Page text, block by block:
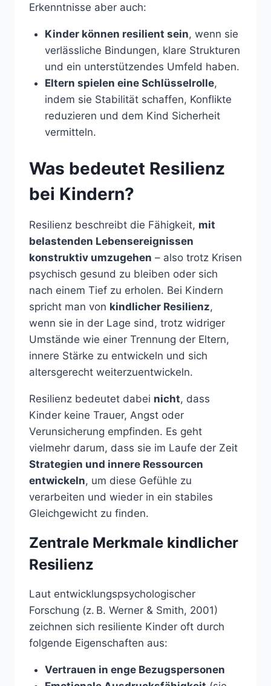
Erkenntnisse aber auch:
Kinder können resilient sein, wenn sie
verlässliche Bindungen, klare Strukturen
und ein unterstützendes Umfeld haben.
Eltern spielen eine Schlüsselrolle,
indem sie Stabilität schaffen, Konflikte
reduzieren und dem Kind Sicherheit
vermitteln.
Was bedeutet Resilienz
bei Kindern?
Resilienz beschreibt die Fähigkeit, mit
belastenden Lebensereignissen
konstruktiv umzugehen – also trotz Krisen
psychisch gesund zu bleiben oder sich
nach einem Tief zu erholen. Bei Kindern
spricht man von kindlicher Resilienz,
wenn sie in der Lage sind, trotz widriger
Umstände wie einer Trennung der Eltern,
innere Stärke zu entwickeln und sich
altersgerecht weiterzuentwickeln.
Resilienz bedeutet dabei nicht, dass
Kinder keine Trauer, Angst oder
Verunsicherung empfinden. Es geht
vielmehr darum, dass sie im Laufe der Zeit
Strategien und innere Ressourcen
entwickeln, um diese Gefühle zu
verarbeiten und wieder in ein stabiles
Gleichgewicht zu finden.
Zentrale Merkmale kindlicher
Resilienz
Laut entwicklungspsychologischer
Forschung (z. B. Werner & Smith, 2001)
zeichnen sich resiliente Kinder oft durch
folgende Eigenschaften aus:
Vertrauen in enge Bezugspersonen